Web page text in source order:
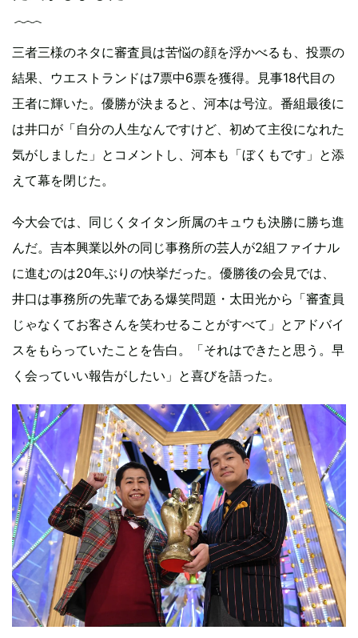
三者三様のネタに審査員は苦悩の顔を浮かべるも、投票の
結果、ウエストランドは7票中6票を獲得。見事18代目の
王者に輝いた。優勝が決まると、河本は号泣。番組最後に
は井口が「自分の人生なんですけど、初めて主役になれた
気がしました」とコメントし、河本も「ぼくもです」と添
えて幕を閉じた。
今大会では、同じくタイタン所属のキュウも決勝に勝ち進
んだ。吉本興業以外の同じ事務所の芸人が2組ファイナル
に進むのは20年ぶりの快挙だった。優勝後の会見では、
井口は事務所の先輩である爆笑問題・太田光から「審査員
じゃなくてお客さんを笑わせることがすべて」とアドバイ
スをもらっていたことを告白。「それはできたと思う。早
く会っていい報告がしたい」と喜びを語った。